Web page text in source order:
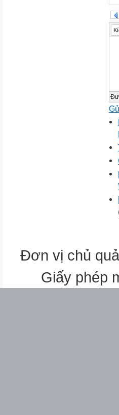
Đơn vị chủ
Giấy phép